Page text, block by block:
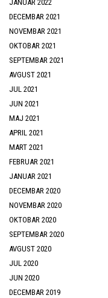
JANUAR 2022
DECEMBAR 2021
NOVEMBAR 2021
OKTOBAR 2021
SEPTEMBAR 2021
AVGUST 2021
JUL 2021
JUN 2021
MAJ 2021
APRIL 2021
MART 2021
FEBRUAR 2021
JANUAR 2021
DECEMBAR 2020
NOVEMBAR 2020
OKTOBAR 2020
SEPTEMBAR 2020
AVGUST 2020
JUL 2020
JUN 2020
DECEMBAR 2019